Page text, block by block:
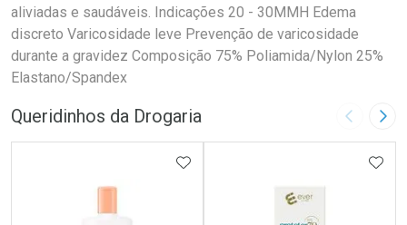
aliviadas e saudáveis. Indicações 20 - 30MMH Edema
discreto Varicosidade leve Prevenção de varicosidade
durante a gravidez Composição 75% Poliamida/Nylon 25%
Elastano/Spandex
Queridinhos da Drogaria Imagem
ADICIONAR AOS FAVORITOS